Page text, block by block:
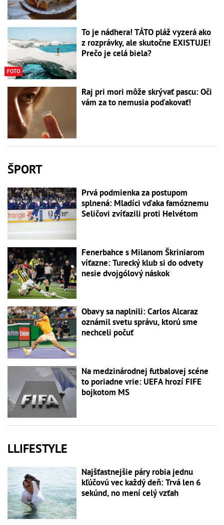
FOTO
To je nádhera! TÁTO pláž vyzerá ako
z rozprávky, ale skutočne EXISTUJE!
Prečo je celá biela?
Raj pri mori môže skrývať pascu: Oči
vám za to nemusia poďakovať!
ŠPORT
Prvá podmienka za postupom
splnená: Mladíci vďaka famóznemu
Seličovi zvíťazili proti Helvétom
Fenerbahce s Milanom Škriniarom
víťazne: Turecký klub si do odvety
nesie dvojgólový náskok
Obavy sa naplnili: Carlos Alcaraz
oznámil svetu správu, ktorú sme
nechceli počuť
Na medzinárodnej futbalovej scéne
to poriadne vrie: UEFA hrozí FIFE
bojkotom MS
LLIFESTYLE
Najšťastnejšie páry robia jednu
kľúčovú vec každý deň: Trvá len 6
sekúnd, no mení celý vzťah